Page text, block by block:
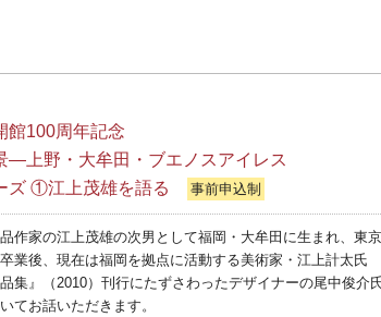
館100周年記念
―上野・大牟田・ブエノスアイレス
ズ ①江上茂雄を語る
事前申込制
作家の江上茂雄の次男として福岡・大牟田に生まれ、東京
業後、現在は福岡を拠点に活動する美術家・江上計太氏
集』（2010）刊行にたずさわったデザイナーの尾中俊介
てお話いただきます。